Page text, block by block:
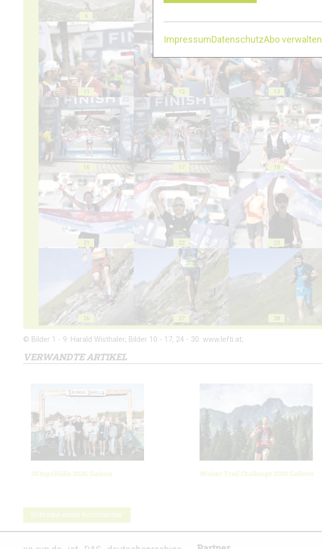
6
11 12 13
16 17 18
21 22 23
26 27 28
© Bilder 1 - 9: Harald Wisthaler; Bilder 10 - 17, 24 - 30: www.lefti.at;
VERWANDTE ARTIKEL
3Kings3Hills 2026: Galerie Walser Trail Challenge 2026 Gallerie
Schreibe einen Kommentar
ImpressumDatenschutzAbo verwalten